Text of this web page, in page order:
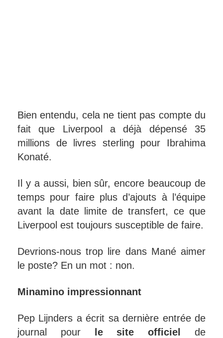
Bien entendu, cela ne tient pas compte du
fait que Liverpool a déjà dépensé 35
millions de livres sterling pour Ibrahima
Konaté.
Il y a aussi, bien sûr, encore beaucoup de
temps pour faire plus d’ajouts à l’équipe
avant la date limite de transfert, ce que
Liverpool est toujours susceptible de faire.
Devrions-nous trop lire dans Mané aimer
le poste? En un mot : non.
Minamino impressionnant
Pep Lijnders a écrit sa dernière entrée de
journal pour
le site officiel
de